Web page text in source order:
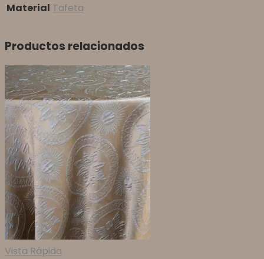
Material Tafeta
Productos relacionados
Vista Rápida